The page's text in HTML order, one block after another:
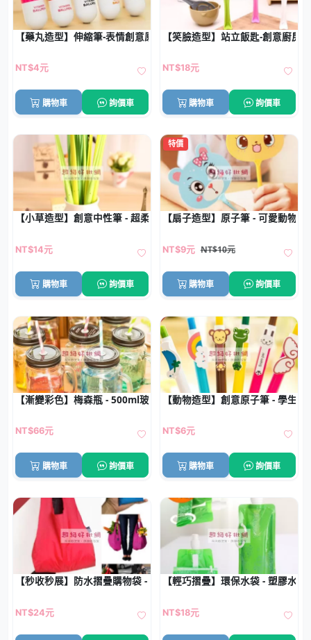
【藥丸造型】伸縮筆-表情創意原子筆
NT$4元
購物車 詢價車
【笑臉造型】站立飯匙-創意廚房
NT$18元
購物車 詢價車
【小草造型】創意中性筆 - 超柔軟矽膠草葉原子筆
NT$14元
購物車 詢價車
特價
【扇子造型】原子筆 - 可愛動物學
NT$9元 NT$10元
購物車 詢價車
【漸變彩色】梅森瓶 - 500ml玻璃水杯附吸管
NT$66元
購物車 詢價車
【動物造型】創意原子筆 - 學生禮
NT$6元
購物車 詢價車
【秒收秒展】防水摺疊購物袋 - 環保大容量耐重手提袋
NT$24元
【輕巧摺疊】環保水袋 - 塑膠水
NT$18元